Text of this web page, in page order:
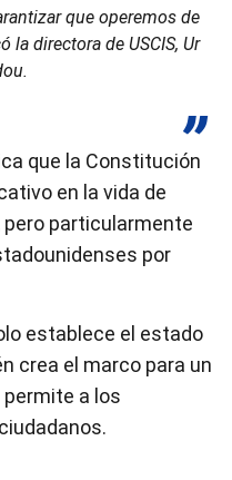
que operemos de
la directora de USCIS, Ur
que la Constitución
en la vida de
particularmente
por
establece el estado
crea el marco para un
a los